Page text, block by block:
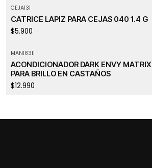
CEJA13|
CATRICE LAPIZ PARA CEJAS 040 1.4 G
$5.900
MANI831|
ACONDICIONADOR DARK ENVY MATRIX
PARA BRILLO EN CASTAÑOS
$12.990